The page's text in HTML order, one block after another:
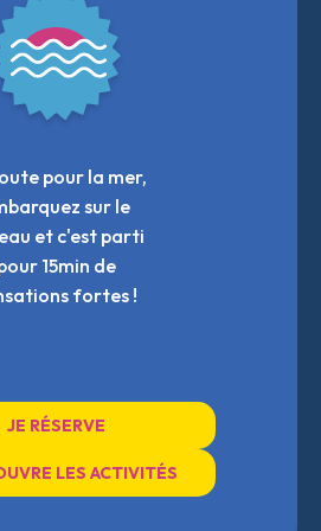
pour la mer,
sur le
et c'est parti
15min de
fortes !
JE RÉSERVE
LES ACTIVITÉS